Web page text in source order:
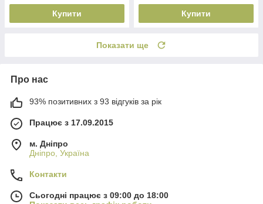
Купити Купити
Показати ще
Про нас
93% позитивних з 93 відгуків за рік
Працює з 17.09.2015
м. Дніпро
Дніпро, Україна
Контакти
Сьогодні працює з 09:00 до 18:00